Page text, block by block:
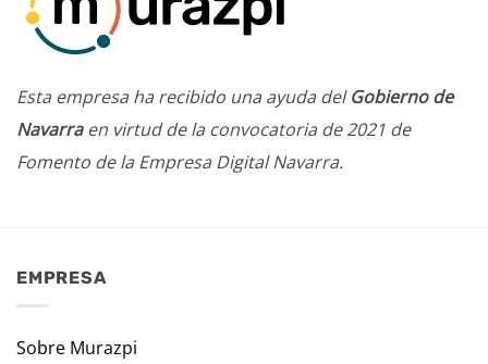
Esta empresa ha recibido una ayuda delGobierno de
Navarraen virtud de la convocatoria de 2021 de
Fomento de la Empresa Digital Navarra.
EMPRESA
Sobre Murazpi